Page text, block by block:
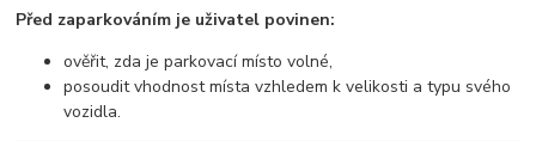
Před zaparkováním je uživatel povinen:
ověřit, zda je parkovací místo volné,
posoudit vhodnost místa vzhledem k velikosti a typu svého
vozidla.